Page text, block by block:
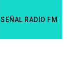
SEÑAL RADIO FM